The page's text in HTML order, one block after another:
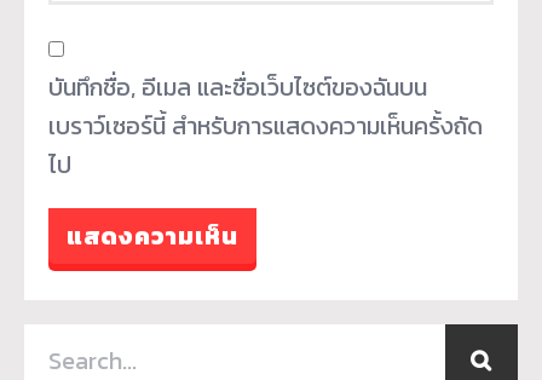
บันทึกชื่อ, อีเมล และชื่อเว็บไซต์ของฉันบน
เบราว์เซอร์นี้ สำหรับการแสดงความเห็นครั้งถัด
ไป